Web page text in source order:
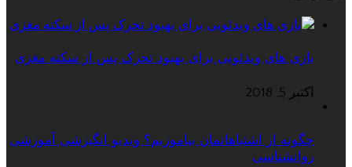
بازی های ویدئویی برای بهبود تحرک پس از سکته مغزی
اکتبر 5, 2018
چگونه از اشتباهاتمان بیاموزیم؟ ویدیو انگیزشی آموزشی
روانشناسی